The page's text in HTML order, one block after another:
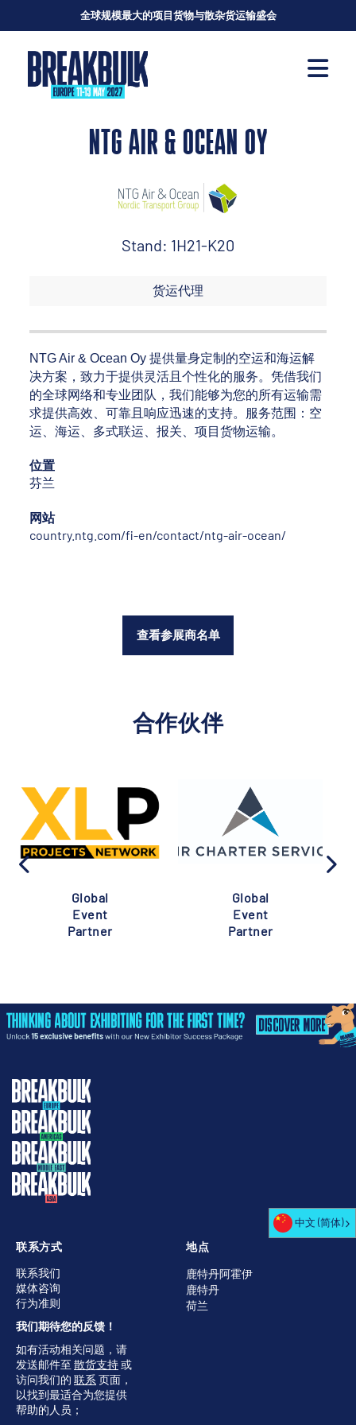
全球规模最大的项目货物与散杂货运输盛会
NTG AIR & OCEAN OY
Stand: 1H21-K20
货运代理
NTG Air & Ocean Oy 提供量身定制的空运和海运解
决方案，致力于提供灵活且个性化的服务。凭借我们
的全球网络和专业团队，我们能够为您的所有运输需
求提供高效、可靠且响应迅速的支持。服务范围：空
运、海运、多式联运、报关、项目货物运输。
位置
芬兰
网站
country.ntg.com/fi-en/contact/ntg-air-ocean/
查看参展商名单
合作伙伴
Global
Event
Partner
Global
Event
Partner
地点
鹿特丹阿霍伊
鹿特丹
荷兰
联系方式
联系我们
媒体咨询
行为准则
我们期待您的反馈！
如有活动相关问题，请
发送邮件至 散货支持或
访问我们的 联系 页面，
以找到最适合为您提供
帮助的人员；
中文 (简体)